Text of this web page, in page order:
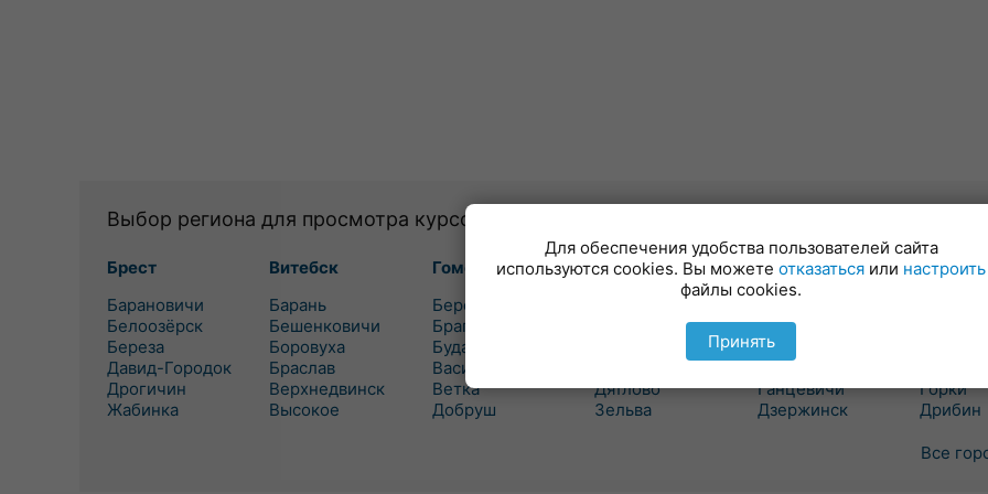
Выбор региона для просмотра курсов валют
Брест
Барановичи
Белоозёрск
Береза
Давид-Городок
Дрогичин
Жабинка
Витебск
Барань
Бешенковичи
Боровуха
Браслав
Верхнедвинск
Высокое
Гомель
Березовка
Брагин
Буда-Кошелево
Василевичи
Ветка
Добруш
Гродно
Бол. Берестовица
Дятлово
Зельва
Минск
Борисов
Вилейка
Воложин
Ганцевичи
Дзержинск
Могилев
Горки
Дрибин
Все
Для обеспечения удобства пользователей сайта
используются cookies. Вы можете отказаться или настроить
файлы cookies.
Принять